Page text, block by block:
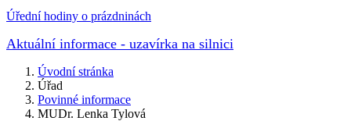
Úřední hodiny o prázdninách
Aktuální informace - uzavírka na silnici
Úvodní stránka
Úřad
Povinné informace
MUDr. Lenka Tylová